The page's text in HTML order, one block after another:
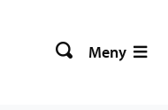
Meny